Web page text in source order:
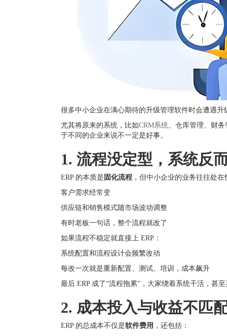
很多中小企业在满心期待的升级管理软件时会遭遇
尤其将原来的系统，比如CRM系统 、仓库管理、财
于不同的企业来说不一定是好事。
1. 流程没定型，系统反
ERP 的本质是 固化流程 ，但中小企业的业务往往处
客户需求经常变
供应链和销售模式随市场波动调整
有时老板一句话，整个流程就改了
如果流程不稳定就直接上 ERP：
系统配置和流程设计会频繁改动
每改一次就是重新配置、测试、培训，成本飙升
最后 ERP 成了“流程拖累”，大家绕着系统干活，甚
2. 成本投入与收益不匹
ERP 的总成本不仅是软件费用 ，还包括：